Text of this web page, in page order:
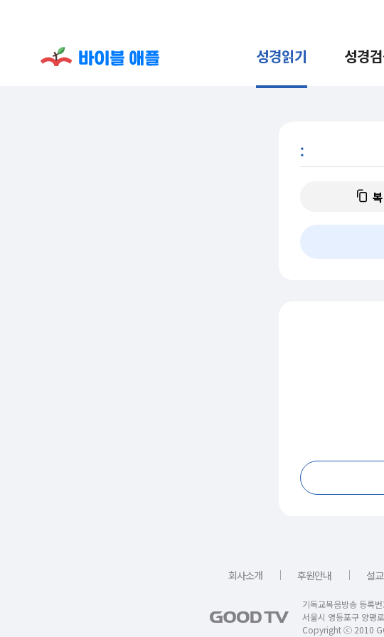
성경읽기 성경
:
회사소개 ｜ 후원안내 ｜ 설
기독교복음방송 등록
서울시 영등포구 양평
Copyright ⓒ 2010